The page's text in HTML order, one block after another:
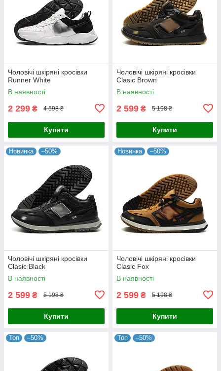
Чоловічі шкіряні кросівки
Runner White
В наявності
2 299 ₴ 4 598 ₴
Купити
Чоловічі шкіряні кросівки
Clasic Brown
В наявності
2 599 ₴ 5 198 ₴
Купити
Новинка –50%
Чоловічі шкіряні кросівки
Clasic Black
В наявності
2 599 ₴ 5 198 ₴
Купити
Новинка –50%
Чоловічі шкіряні кросівки
Clasic Fox
В наявності
2 599 ₴ 5 198 ₴
Купити
Топ –50% Топ –50%